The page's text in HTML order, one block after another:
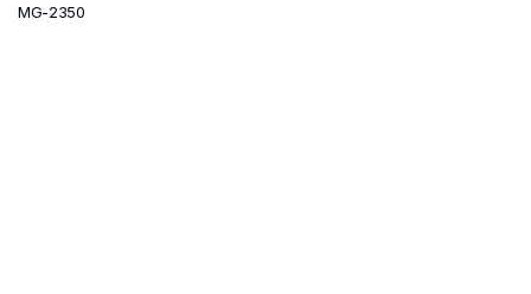
MG-2350